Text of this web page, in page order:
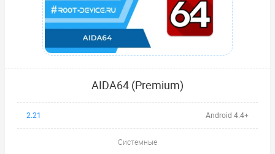
AIDA64 (Premium)
2.21 Android 4.4+
Системные